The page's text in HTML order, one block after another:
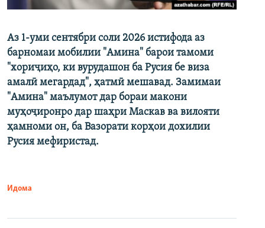
Аз 1-уми сентябри соли 2026 истифода аз
барномаи мобилии "Амина" барои тамоми
"хориҷиҳо, ки вурудашон ба Русия бе виза
амалӣ мегардад", ҳатмӣ мешавад. Замимаи
"Амина" маълумот дар бораи макони
муҳоҷиронро дар шаҳри Маскав ва вилояти
ҳамноми он, ба Вазорати корҳои дохилии
Русия мефиристад.
Идома